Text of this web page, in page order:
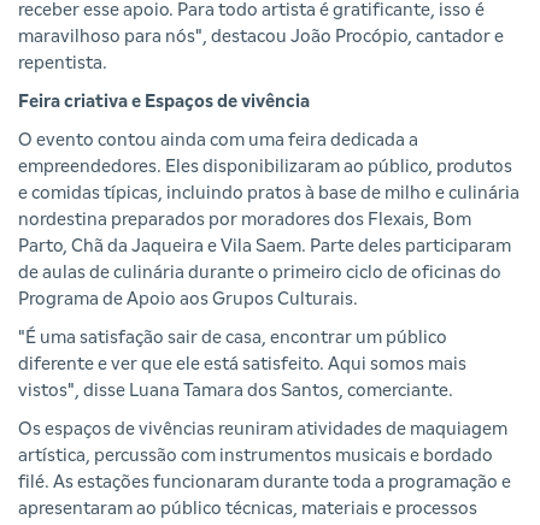
receber esse apoio. Para todo artista é gratificante, isso é
maravilhoso para nós", destacou João Procópio, cantador e
repentista.
Feira criativa e Espaços de vivência
O evento contou ainda com uma feira dedicada a
empreendedores. Eles disponibilizaram ao público, produtos
e comidas típicas, incluindo pratos à base de milho e culinária
nordestina preparados por moradores dos Flexais, Bom
Parto, Chã da Jaqueira e Vila Saem. Parte deles participaram
de aulas de culinária durante o primeiro ciclo de oficinas do
Programa de Apoio aos Grupos Culturais.
"É uma satisfação sair de casa, encontrar um público
diferente e ver que ele está satisfeito. Aqui somos mais
vistos", disse Luana Tamara dos Santos, comerciante.
Os espaços de vivências reuniram atividades de maquiagem
artística, percussão com instrumentos musicais e bordado
filé. As estações funcionaram durante toda a programação e
apresentaram ao público técnicas, materiais e processos